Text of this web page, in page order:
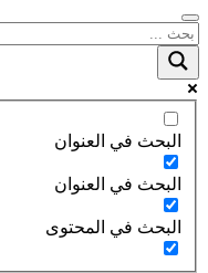
البحث في العنوان
البحث في العنوان
البحث في المحتوى